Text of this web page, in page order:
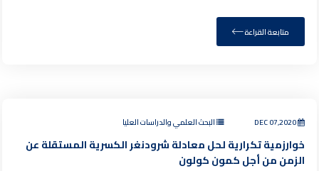
متابعة القراءة
DEC 07,2020 البحث العلمي والدراسات العليا
خوارزمية تكرارية لحل معادلة شرودنغر الكسرية المستقلة عن
الزمن من أجل كمون كولون